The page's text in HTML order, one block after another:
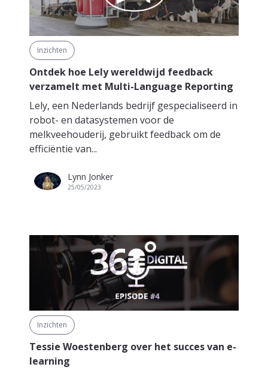
Inzichten
Ontdek hoe Lely wereldwijd feedback
verzamelt met Multi-Language Reporting
Lely, een Nederlands bedrijf gespecialiseerd in
robot- en datasystemen voor de
melkveehouderij, gebruikt feedback om de
efficiëntie van...
Lynn Jonker
25/05/2023
Inzichten
Tessie Woestenberg over het succes van e-
learning